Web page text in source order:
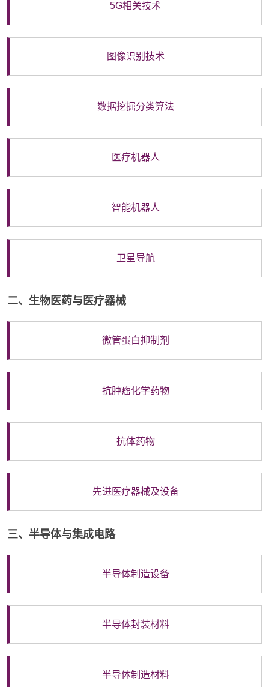
5G相关技术
图像识别技术
数据挖掘分类算法
医疗机器人
智能机器人
卫星导航
二、生物医药与医疗器械
微管蛋白抑制剂
抗肿瘤化学药物
抗体药物
先进医疗器械及设备
三、半导体与集成电路
半导体制造设备
半导体封装材料
半导体制造材料